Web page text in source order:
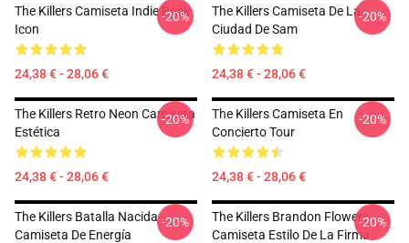
The Killers Camiseta Indie Rock
Icon
24,38 € - 28,06 €
-20%
The Killers Camiseta De La
Ciudad De Sam
24,38 € - 28,06 €
-20%
The Killers Retro Neon Camiseta
Estética
24,38 € - 28,06 €
-20%
The Killers Camiseta En
Concierto Tour
24,38 € - 28,06 €
-20%
The Killers Batalla Nacida
Camiseta De Energía
-20%
The Killers Brandon Flowers
Camiseta Estilo De La Firma
-20%